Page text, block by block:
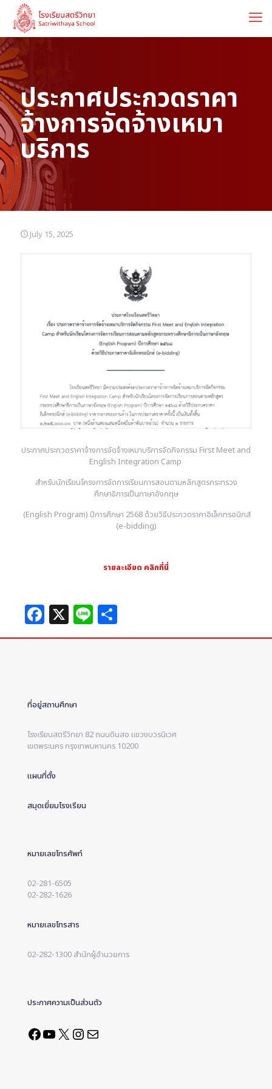
ประกาศประกวดราคา
จ้างการจัดจ้างเหมา
บริการ
July 15, 2025
ประกาศประกวดราคาจ้างการจัดจ้างเหมาบริการจัดกิจกรรม First Meet and
English Integration Camp
สำหรับนักเรียนโครงการจัดการเรียนการสอนตามหลักสูตรกระทรวง
ศึกษาธิการเป็นภาษาอังกฤษ
(English Program) ปีการศึกษา 2568 ด้วยวิธีประกวดราคาอิเล็กทรอนิกส์
(e-bidding)
รายละเอียด คลิกที่นี่
Facebook
X LineShare
ที่อยู่สถานศึกษา
โรงเรียนสตรีวิทยา 82 ถนนดินสอ แขวงบวรนิเวศ
เขตพระนคร กรุงเทพมหานคร 10200
แผนที่ตั้ง
สมุดเยี่ยมโรงเรียน
หมายเลขโทรศัพท์
02-281-6505
02-282-1626
หมายเลขโทรสาร
02-282-1300 สำนักผู้อำนวยการ
ประกาศความเป็นส่วนตัว